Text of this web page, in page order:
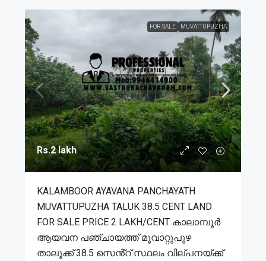
FOR SALE MUVATTUPUZHA
Rs.2 lakh
KALAMBOOR AYAVANA PANCHAYATH
MUVATTUPUZHA TALUK 38.5 CENT LAND
FOR SALE PRICE 2 LAKH/CENT കാലാമ്പൂർ
ആയവന പഞ്ചായത്ത് മൂവാറ്റുപുഴ
താലൂക്ക് 38.5 സെൻ്റ് സ്ഥലം വില്പനയ്ക്ക്